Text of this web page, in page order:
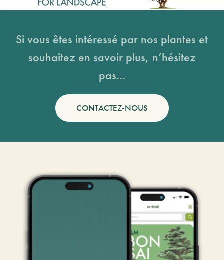
Si vous êtes intéressé par nos plantes et
souhaitez en savoir plus, n’hésitez
pas...
CONTACTEZ-NOUS